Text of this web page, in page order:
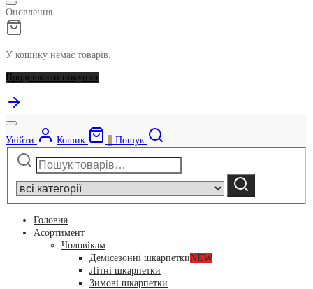
Оновлення…
У кошику немає товарів.
Продовжити покупки
Увійти Кошик
Пошук
Шукати:
category:
Шукати
Головна
Асортимент
Чоловікам
Демісезонні шкарпеткиNEW
Літні шкарпетки
Зимові шкарпетки